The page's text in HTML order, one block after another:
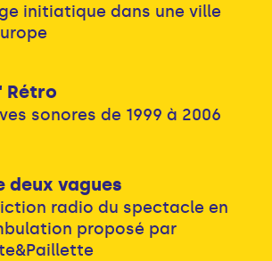
initiatique dans une ville
Rétro
sonores de 1999 à 2006
deux vagues
radio du spectacle en
proposé par